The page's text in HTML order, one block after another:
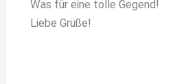
Was für eine tolle Gegend!
Liebe Grüße!